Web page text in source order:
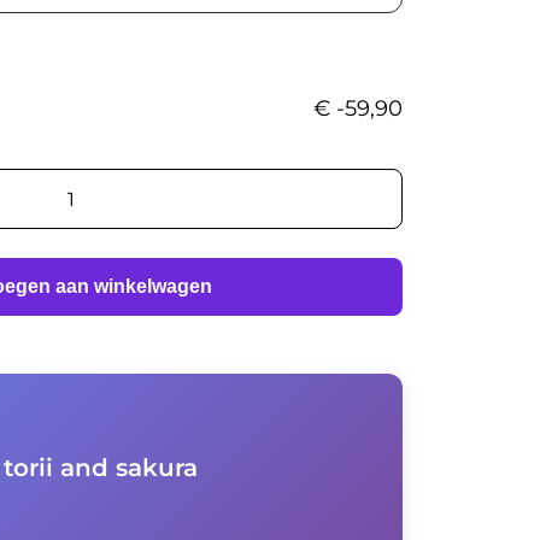
€ -59,90
aan winkelwagen
torii and sakura